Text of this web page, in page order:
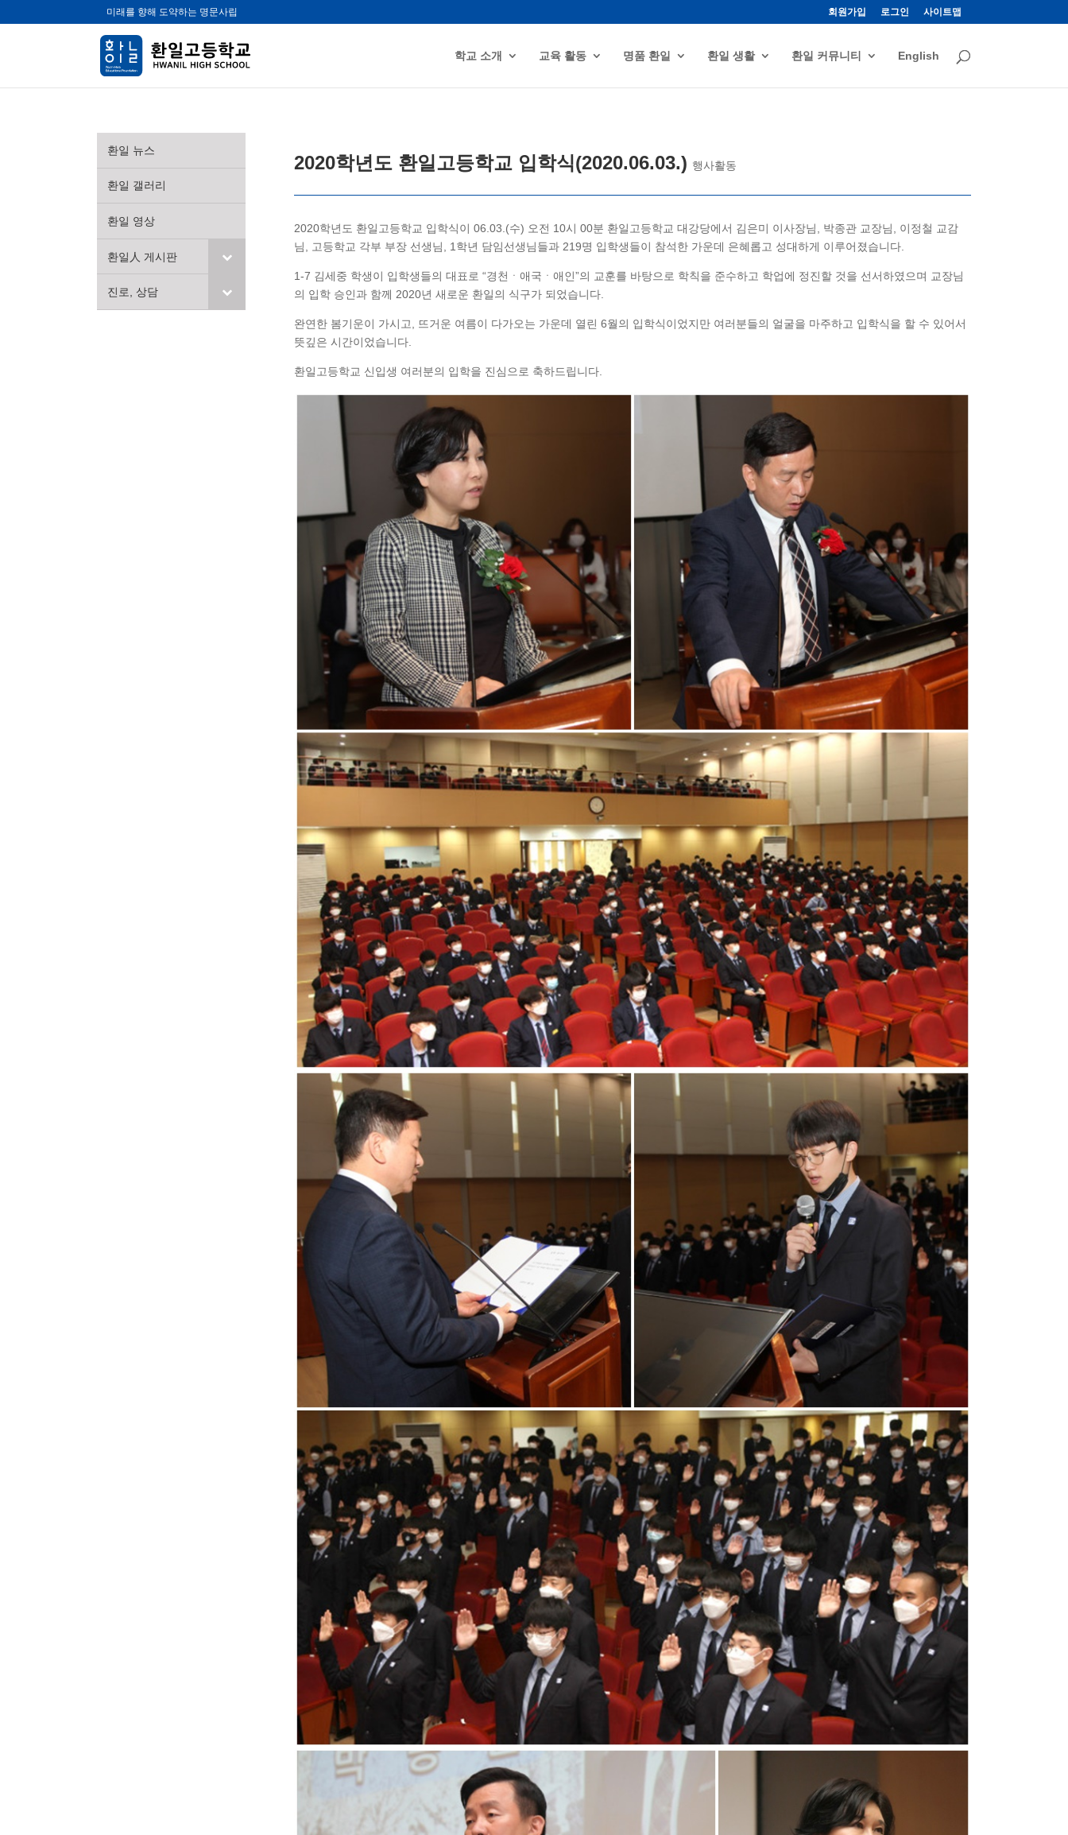
미래를 향해 도약하는 명문사립 회원가입 로그인 사이트맵
학교 소개 교육 활동 명품 환일 환일 생활 환일 커뮤니티 English
2020학년도 환일고등학교 입학식(2020.06.03.) 행사활동
2020학년도 환일고등학교 입학식이 06.03.(수) 오전 10시 00분 환일고등학교 대강당에서 김은미 이사장님, 박종관 교장님, 이정철 교감
님, 고등학교 각부 부장 선생님, 1학년 담임선생님들과 219명 입학생들이 참석한 가운데 은혜롭고 성대하게 이루어졌습니다.
1-7 김세중 학생이 입학생들의 대표로 “경천ㆍ애국ㆍ애인”의 교훈를 바탕으로 학칙을 준수하고 학업에 정진할 것을 선서하였으며 교장님
의 입학 승인과 함께 2020년 새로운 환일의 식구가 되었습니다.
완연한 봄기운이 가시고, 뜨거운 여름이 다가오는 가운데 열린 6월의 입학식이었지만 여러분들의 얼굴을 마주하고 입학식을 할 수 있어서
뜻깊은 시간이었습니다.
환일고등학교 신입생 여러분의 입학을 진심으로 축하드립니다.
환일 뉴스
환일 갤러리
환일 영상
환일人 게시판
진로, 상담